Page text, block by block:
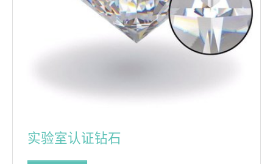
实验室认证钻石